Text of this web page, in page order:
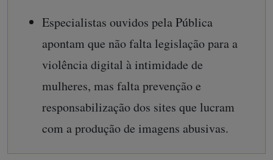
Especialistas ouvidos pela Pública
apontam que não falta legislação para a
violência digital à intimidade de
mulheres, mas falta prevenção e
responsabilização dos sites que lucram
com a produção de imagens abusivas.